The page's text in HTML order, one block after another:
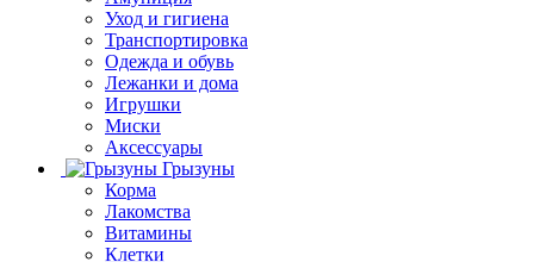
Уход и гигиена
Транспортировка
Одежда и обувь
Лежанки и дома
Игрушки
Миски
Аксессуары
Грызуны
Корма
Лакомства
Витамины
Клетки